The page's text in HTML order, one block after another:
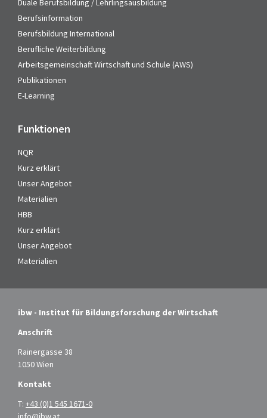
Duale Berufsbildung / Lehrlingsausbildung
Berufsinformation
Berufsbildung International
Berufliche Weiterbildung
Arbeitsgemeinschaft Wirtschaft und Schule (AWS)
Publikationen
E-Learning
Funktionen
NQR
Kurz erklärt
Unser Angebot
Materialien
HBB
Kurz erklärt
Unser Angebot
Materialien
ibw - Institut für Bildungsforschung der Wirtschaft
Anschrift
Rainergasse 38
1050 Wien
Kontakt
T: +43 (0)1 545 1671-0